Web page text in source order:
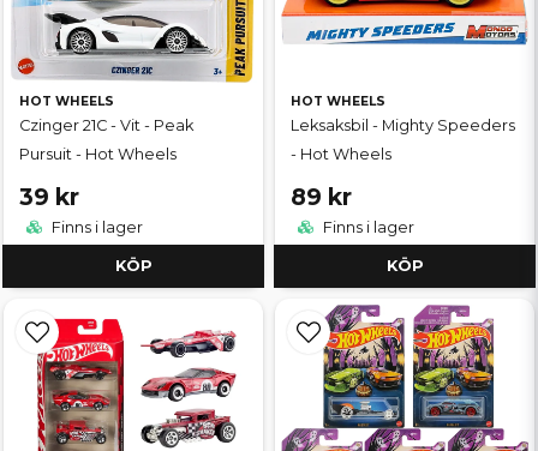
HOT WHEELS
Czinger 21C - Vit - Peak
Pursuit - Hot Wheels
39 kr
Finns i lager
KÖP
HOT WHEELS
Leksaksbil - Mighty Speeders
- Hot Wheels
89 kr
Finns i lager
KÖP